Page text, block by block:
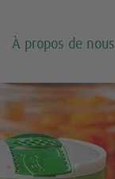
À propos de nous